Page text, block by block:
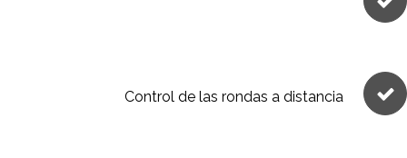
Control de las rondas a distancia